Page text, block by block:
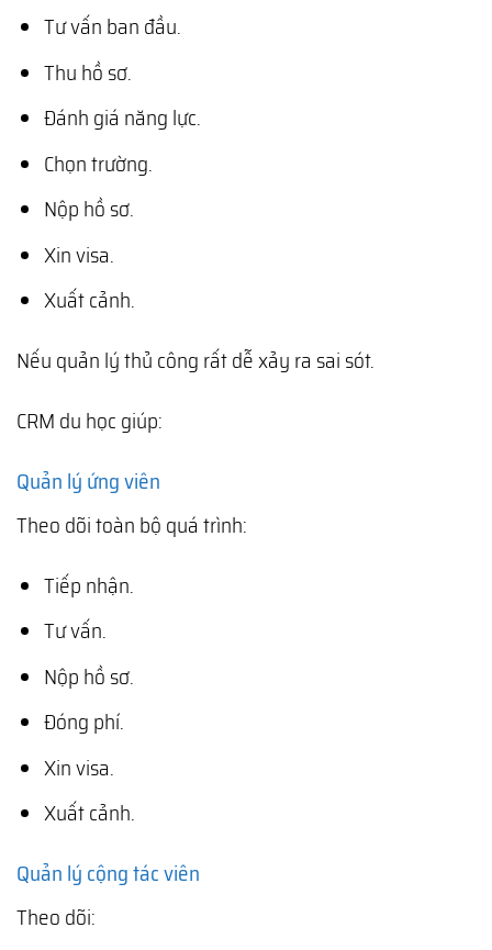
Tư vấn ban đầu.
Thu hồ sơ.
Đánh giá năng lực.
Chọn trường.
Nộp hồ sơ.
Xin visa.
Xuất cảnh.
Nếu quản lý thủ công rất dễ xảy ra sai sót.
CRM du học giúp:
Quản lý ứng viên
Theo dõi toàn bộ quá trình:
Tiếp nhận.
Tư vấn.
Nộp hồ sơ.
Đóng phí.
Xin visa.
Xuất cảnh.
Quản lý cộng tác viên
Theo dõi: